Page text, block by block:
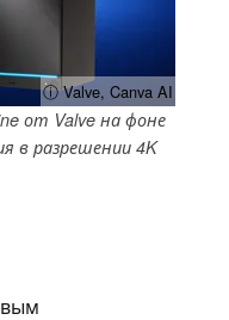
ⓘ Valve, Canva AI
от Valve на фоне
в разрешении 4K